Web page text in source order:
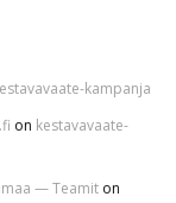
kampanja
on kestavavaate-
— Teamit on